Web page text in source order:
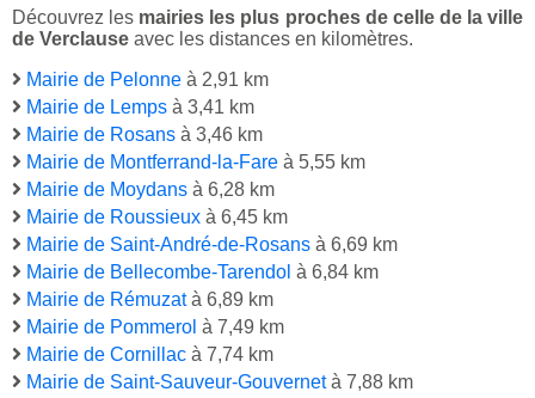
Découvrez les mairies les plus proches de celle de la ville
de Verclause avec les distances en kilomètres.
Mairie de Pelonne à 2,91 km
Mairie de Lemps à 3,41 km
Mairie de Rosans à 3,46 km
Mairie de Montferrand-la-Fare à 5,55 km
Mairie de Moydans à 6,28 km
Mairie de Roussieux à 6,45 km
Mairie de Saint-André-de-Rosans à 6,69 km
Mairie de Bellecombe-Tarendol à 6,84 km
Mairie de Rémuzatà 6,89 km
Mairie de Pommerol à 7,49 km
Mairie de Cornillac à 7,74 km
Mairie de Saint-Sauveur-Gouvernetà 7,88 km